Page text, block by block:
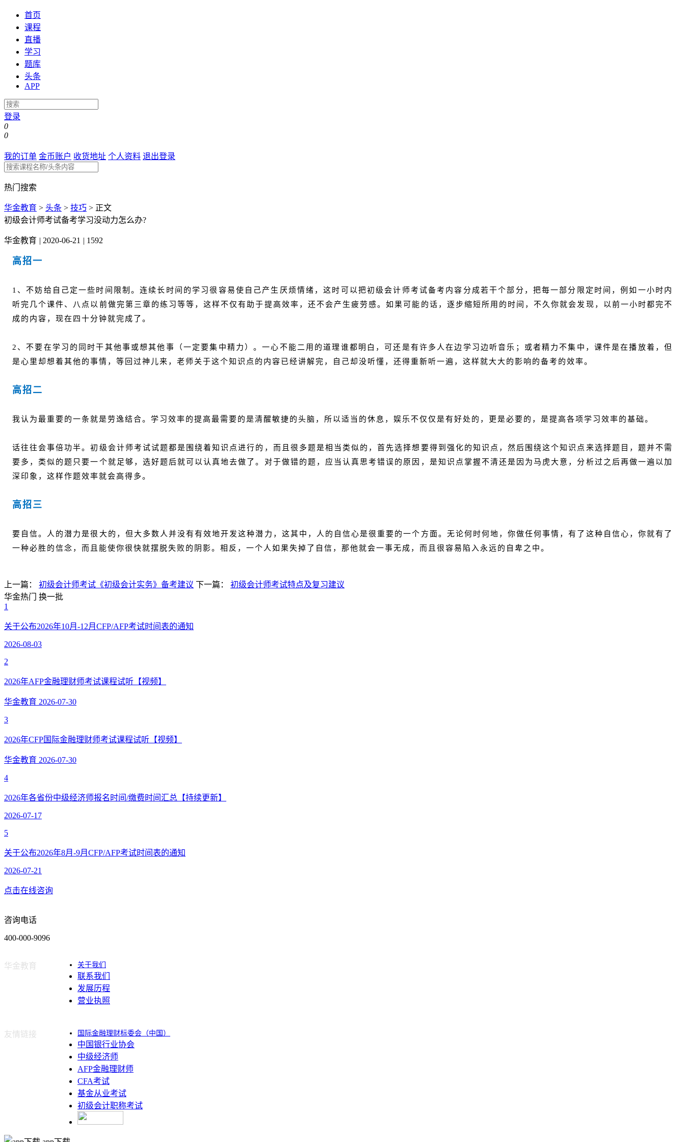
首页
课程
直播
学习
题库
头条
APP
登录
0
0
我的订单 金币账户 收货地址 个人资料 退出登录
热门搜索
华金教育 > 头条 > 技巧 > 正文
初级会计师考试备考学习没动力怎么办?
华金教育 | 2020-06-21 | 1592
高招一
1、不妨给自己定一些时间限制。连续长时间的学习很容易使自己产生厌烦情绪，这时可以把初级会计师考试备考内容分成若干个部分，把每一部分限定时间，例如一小时内
听完几个课件、八点以前做完第三章的练习等等，这样不仅有助于提高效率，还不会产生疲劳感。如果可能的话，逐步缩短所用的时间，不久你就会发现，以前一小时都完不
成的内容，现在四十分钟就完成了。
2、不要在学习的同时干其他事或想其他事（一定要集中精力）。一心不能二用的道理谁都明白，可还是有许多人在边学习边听音乐；或者精力不集中，课件是在播放着，但
是心里却想着其他的事情，等回过神儿来，老师关于这个知识点的内容已经讲解完，自己却没听懂，还得重新听一遍，这样就大大的影响的备考的效率。
高招二
我认为最重要的一条就是劳逸结合。学习效率的提高最需要的是清醒敏捷的头脑，所以适当的休息，娱乐不仅仅是有好处的，更是必要的，是提高各项学习效率的基础。
话往往会事倍功半。初级会计师考试试题都是围绕着知识点进行的，而且很多题是相当类似的，首先选择想要得到强化的知识点，然后围绕这个知识点来选择题目，题并不需
要多，类似的题只要一个就足够，选好题后就可以认真地去做了。对于做错的题，应当认真思考错误的原因，是知识点掌握不清还是因为马虎大意，分析过之后再做一遍以加
深印象，这样作题效率就会高得多。
高招三
要自信。人的潜力是很大的，但大多数人并没有有效地开发这种潜力，这其中，人的自信心是很重要的一个方面。无论何时何地，你做任何事情，有了这种自信心，你就有了
一种必胜的信念，而且能使你很快就摆脱失败的阴影。相反，一个人如果失掉了自信，那他就会一事无成，而且很容易陷入永远的自卑之中。
上一篇： 初级会计师考试《初级会计实务》备考建议 下一篇： 初级会计师考试特点及复习建议
华金热门
换一批
1
关于公布2026年10月-12月CFP/AFP考试时间表的通知
2026-08-03
2
2026年AFP金融理财师考试课程试听【视频】
华金教育 2026-07-30
3
2026年CFP国际金融理财师考试课程试听【视频】
华金教育 2026-07-30
4
2026年各省份中级经济师报名时间/缴费时间汇总【持续更新】
2026-07-17
5
关于公布2026年8月-9月CFP/AFP考试时间表的通知
2026-07-21
点击在线咨询
咨询电话
400-000-9096
华金教育 关于我们
联系我们
发展历程
营业执照
友情链接 国际金融理财标委会（中国）
中国银行业协会
中级经济师
AFP金融理财师
CFA考试
基金从业考试
初级会计职称考试